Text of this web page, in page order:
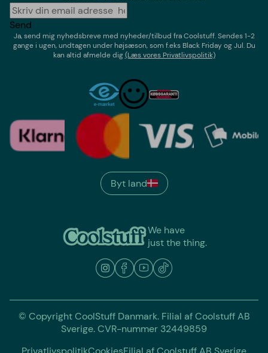
Send
Ja, send mig nyhedsbreve med nyheder/tilbud fraCoolstuff. Sendes 1-2
gange i ugen,undtagen under højsæson, som f.eks Black Friday og Jul. Du
kan altid afmelde dig(Læs vores Privatlivspolitik)
We have
just the thing.
Byt land
© Copyright CoolStuff Danmark. Filial af Coolstuff AB
Sverige. CVR-nummer 32449859